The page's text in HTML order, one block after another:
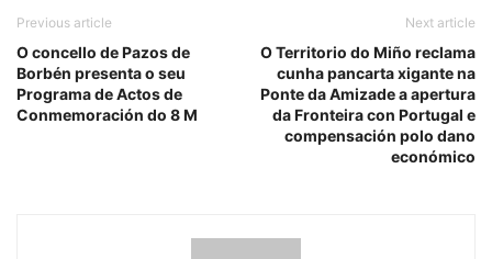
Previous article
O concello de Pazos de
Borbén presenta o seu
Programa de Actos de
Conmemoración do 8 M
Next article
O Territorio do Miño reclama
cunha pancarta xigante na
Ponte da Amizade a apertura
da Fronteira con Portugal e
compensación polo dano
económico